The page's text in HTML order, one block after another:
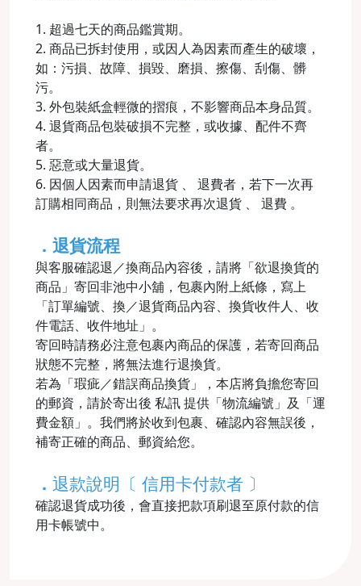
1. 超過七天的商品鑑賞期。
2. 商品已拆封使用，或因人為因素而產生的破壞，
如：污損、故障、損毀、磨損、擦傷、刮傷、髒
污。
3. 外包裝紙盒輕微的摺痕，不影響商品本身品質。
4. 退貨商品包裝破損不完整，或收據、配件不齊
者。
5. 惡意或大量退貨。
6. 因個人因素而申請退貨 、 退費者，若下一次再
訂購相同商品，則無法要求再次退貨 、 退費 。
．退貨流程
與客服確認退／換商品內容後，請將「欲退換貨的
商品」寄回非池中小舖，包裹內附上紙條，寫上
「訂單編號、換／退貨商品內容、換貨收件人、收
件電話、收件地址」。
寄回時請務必注意包裹內商品的保護，若寄回商品
狀態不完整，將無法進行退換貨。
若為「瑕疵／錯誤商品換貨」，本店將負擔您寄回
的郵資，請於寄出後 私訊 提供「物流編號」及「運
費金額」。我們將於收到包裹、確認內容無誤後，
補寄正確的商品、郵資給您。
． 退款說明〔 信用卡付款者 〕
確認退貨成功後，會直接把款項刷退至原付款的信
用卡帳號中。